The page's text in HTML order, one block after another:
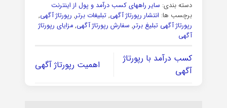
دسته بندی: سایر راههای کسب درآمد و پول از اینترنت
برچسب ها: انتشار رپورتاژ آگهی, تبلیغات برتر, رپورتاژ آگهی,
رپورتاژ آگهی تبلیغ برتر, سفارش رپورتاژ آگهی, مزایای رپورتاژ
آگهی
کسب درآمد با رپورتاژ
آگهی
اهمیت رپورتاژ آگهی